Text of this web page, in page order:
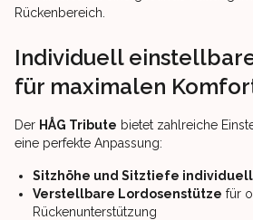
Rückenbereich.
Individuell
für maximalen
Der HÅG Tribute bietet zahlreiche
eine perfekte Anpassung:
Sitzhöhe und Sitztiefe
Verstellbare Lordosenstütze für
Rückenunterstützung